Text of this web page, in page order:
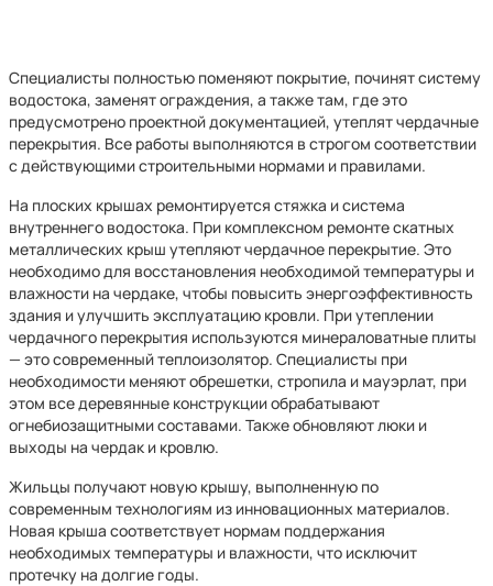
Специалисты полностью поменяют покрытие, починят систему
водостока, заменят ограждения, а также там, где это
предусмотрено проектной документацией, утеплят чердачные
перекрытия. Все работы выполняются в строгом соответствии
с действующими строительными нормами и правилами.
На плоских крышах ремонтируется стяжка и система
внутреннего водостока. При комплексном ремонте скатных
металлических крыш утепляют чердачное перекрытие. Это
необходимо для восстановления необходимой температуры и
влажности на чердаке, чтобы повысить энергоэффективность
здания и улучшить эксплуатацию кровли. При утеплении
чердачного перекрытия используются минераловатные плиты
— это современный теплоизолятор. Специалисты при
необходимости меняют обрешетки, стропила и мауэрлат, при
этом все деревянные конструкции обрабатывают
огнебиозащитными составами. Также обновляют люки и
выходы на чердак и кровлю.
Жильцы получают новую крышу, выполненную по
современным технологиям из инновационных материалов.
Новая крыша соответствует нормам поддержания
необходимых температуры и влажности, что исключит
протечку на долгие годы.